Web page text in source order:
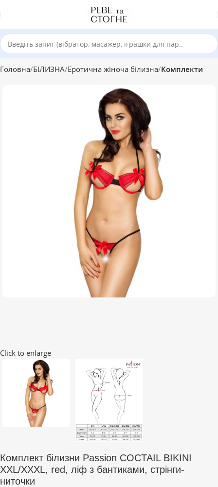
Головна БІЛИЗНА Еротична жіноча білизна Комплекти
Click to enlarge
Комплект білизни Passion COCTAIL BIKINI
XXL/XXXL, red, ліф з бантиками, стрінги-
ниточки